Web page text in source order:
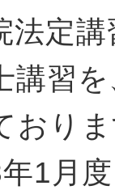
法定
講習
おり
1月